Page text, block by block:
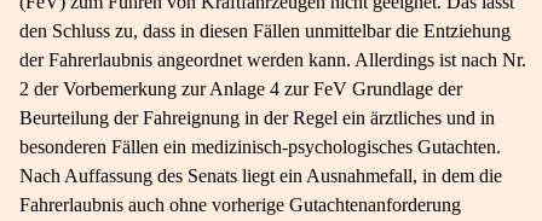
den Schluss zu, dass in diesen Fällen unmittelbar die Entziehung
der Fahrerlaubnis angeordnet werden kann. Allerdings ist nach Nr.
2 der Vorbemerkung zur Anlage 4 zur FeV Grundlage der
Beurteilung der Fahreignung in der Regel ein ärztliches und in
besonderen Fällen ein medizinisch-psychologisches Gutachten.
Nach Auffassung des Senats liegt ein Ausnahmefall, in dem die
Fahrerlaubnis auch ohne vorherige Gutachtenanforderung